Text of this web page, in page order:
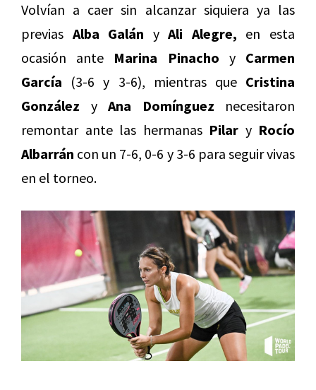
Volvían a caer sin alcanzar siquiera ya las
previas Alba Galán yAli Alegre, en esta
ocasión ante Marina Pinacho y Carmen
García (3-6 y 3-6), mientras que Cristina
González y Ana Domínguez necesitaron
remontar ante las hermanas Pilar y Rocío
Albarrán con un 7-6, 0-6 y 3-6 para seguir vivas
en el torneo.